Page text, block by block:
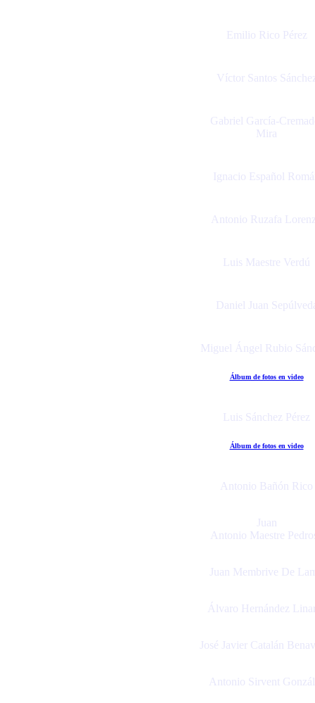
Emilio Rico Pérez
Víctor Santos
Gabriel García-
Mira
Ignacio Español
Antonio Ruzafa
Luis Maestre Verdú
Daniel Juan
Miguel Ángel Rubio
Álbum de fotos en video
Luis Sánchez Pérez
Álbum de fotos en video
Antonio Bañón Rico
Juan
Antonio Maestre
Juan Membrive De
Álvaro Hernández
José Javier Catalán
Antonio Sirvent